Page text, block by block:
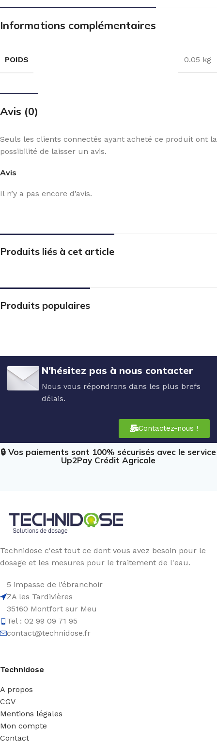
Informations complémentaires
POIDS 0.05 kg
Avis (0)
Avis
Il n’y a pas encore d’avis.
Seuls les clients connectés ayant acheté ce produit ont la
possibilité de laisser un avis.
Produits liés à cet article
Produits populaires
N'hésitez pas à nous contacter
Nous vous répondrons dans les plus brefs
délais.
Contactez-nous !
🔒 Vos paiements sont 100% sécurisés avec le service
Up2Pay Crédit Agricole
Technidose c'est tout ce dont vous avez besoin pour le
dosage et les mesures pour le traitement de l'eau.
5 impasse de l’ébranchoir
ZA les Tardivières
35160 Montfort sur Meu
Tel : 02 99 09 71 95
contact@technidose.fr
Technidose
A propos
CGV
Mentions légales
Mon compte
Contact